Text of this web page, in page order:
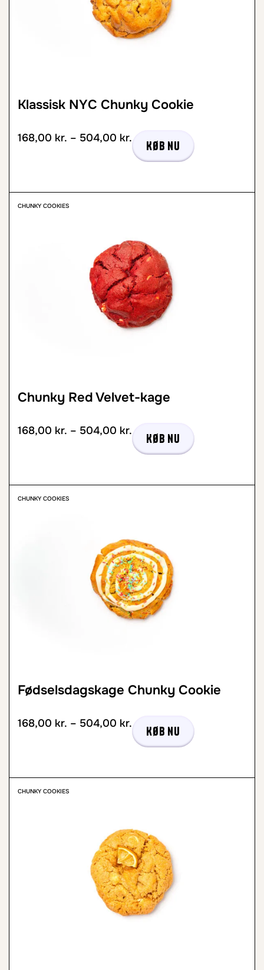
Klassisk NYC Chunky Cookie
168,00 kr. – 504,00 kr.
Køb nu
CHUNKY COOKIES
Chunky Red Velvet-kage
168,00 kr. – 504,00 kr.
Køb nu
CHUNKY COOKIES
Fødselsdagskage Chunky Cookie
168,00 kr. – 504,00 kr.
Køb nu
CHUNKY COOKIES